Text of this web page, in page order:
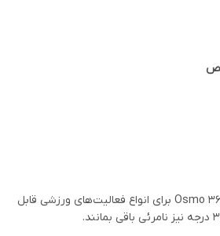
این تجهیزات باعث می‌شوند Osmo 360 برای انواع فعالیت‌های ورزشی قابل